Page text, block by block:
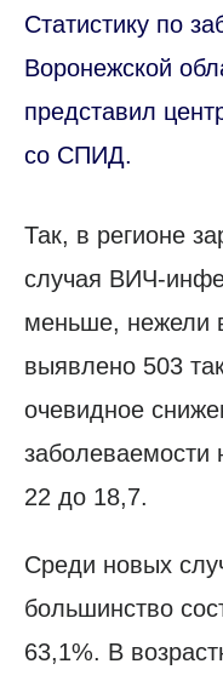
Статистику по
Воронежской
представил
со СПИД.
Так, в регионе
случая ВИЧ-
меньше, нежели
выявлено 503
очевидное
заболеваемости
22 до 18,7.
Среди новых
большинство
63,1%. В